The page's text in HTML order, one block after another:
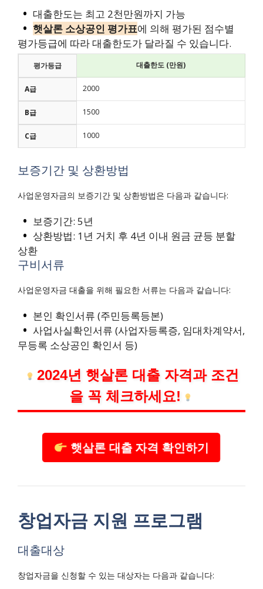
대출한도는 최고 2천만원까지 가능
햇살론 소상공인 평가표에 의해 평가된 점수별
평가등급에 따라 대출한도가 달라질 수 있습니다.
평가등급 대출한도 (만원)
A급 2000
B급 1500
C급 1000
보증기간 및 상환방법
사업운영자금의 보증기간 및 상환방법은 다음과 같습니다:
보증기간: 5년
상환방법: 1년 거치 후 4년 이내 원금 균등 분할
상환
구비서류
사업운영자금 대출을 위해 필요한 서류는 다음과 같습니다:
본인 확인서류 (주민등록등본)
사업사실확인서류 (사업자등록증, 임대차계약서,
무등록 소상공인 확인서 등)
2024년 햇살론 대출 자격과 조건
을 꼭 체크하세요!
햇살론 대출 자격 확인하기
창업자금 지원 프로그램
대출대상
창업자금을 신청할 수 있는 대상자는 다음과 같습니다: